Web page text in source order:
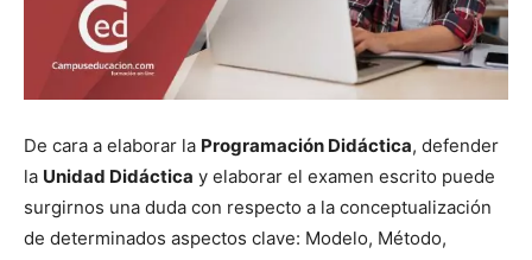
De cara a elaborar la Programación Didáctica, defender
la Unidad Didáctica y elaborar el examen escrito puede
surgirnos una duda con respecto a la conceptualización
de determinados aspectos clave: Modelo, Método,